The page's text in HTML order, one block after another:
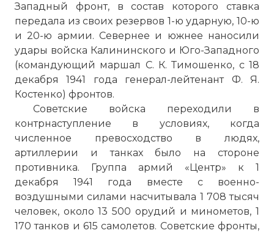
Западный фронт, в состав которого ставка
передала из своих резервов 1-ю ударную, 10-ю
и 20-ю армии. Севернее и южнее наносили
удары войска Калининского и Юго-Западного
(командующий маршал С. К. Тимошенко, с 18
декабря 1941 года генерал-лейтенант Ф. Я.
Костенко) фронтов.
Советские войска переходили в
контрнаступление в условиях, когда
численное превосходство в людях,
артиллерии и танках было на стороне
противника. Группа армий «Центр» к 1
декабря 1941 года вместе с военно-
воздушными силами насчитывала 1 708 тысяч
человек, около 13 500 орудий и минометов, 1
170 танков и 615 самолетов. Советские фронты,
БА-20 — советский лёгкий
бронеавтомобиль 1930-х годов. Создан в
1936 году на шасси легкового
автомобиля ГАЗ-М1. Серийно
производился с 1936 по 1942 год, всего
было выпущено 2114 бронеавтомобилей
этого типа, в различных вариантах, в том
числе бронедрезины (БА-20ЖД).
Фото статьи: